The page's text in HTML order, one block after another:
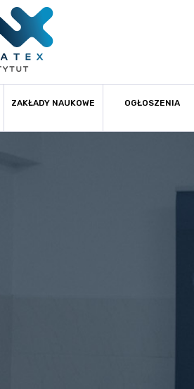
ZAKŁADY NAUKOWE OGŁOSZENIA